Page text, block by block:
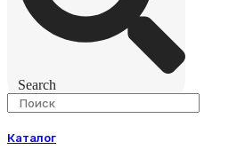
Search
Каталог